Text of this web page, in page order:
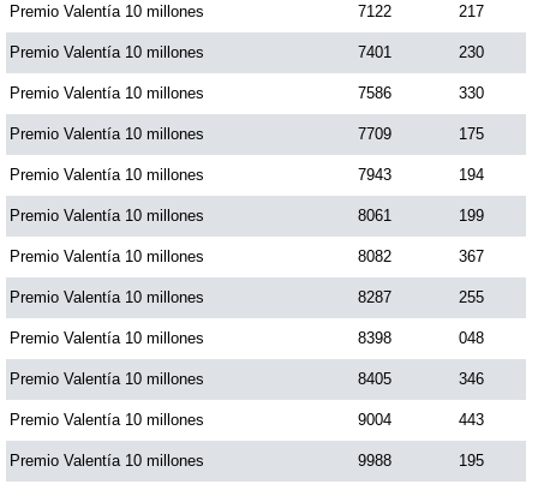
Premio Valentía 10 millones 7122 217
Premio Valentía 10 millones 7401 230
Premio Valentía 10 millones 7586 330
Premio Valentía 10 millones 7709 175
Premio Valentía 10 millones 7943 194
Premio Valentía 10 millones 8061 199
Premio Valentía 10 millones 8082 367
Premio Valentía 10 millones 8287 255
Premio Valentía 10 millones 8398 048
Premio Valentía 10 millones 8405 346
Premio Valentía 10 millones 9004 443
Premio Valentía 10 millones 9988 195